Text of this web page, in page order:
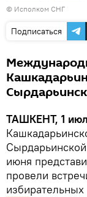
© Исполком СНГ
Подписаться
ТАШКЕНТ, 1
июня
провели